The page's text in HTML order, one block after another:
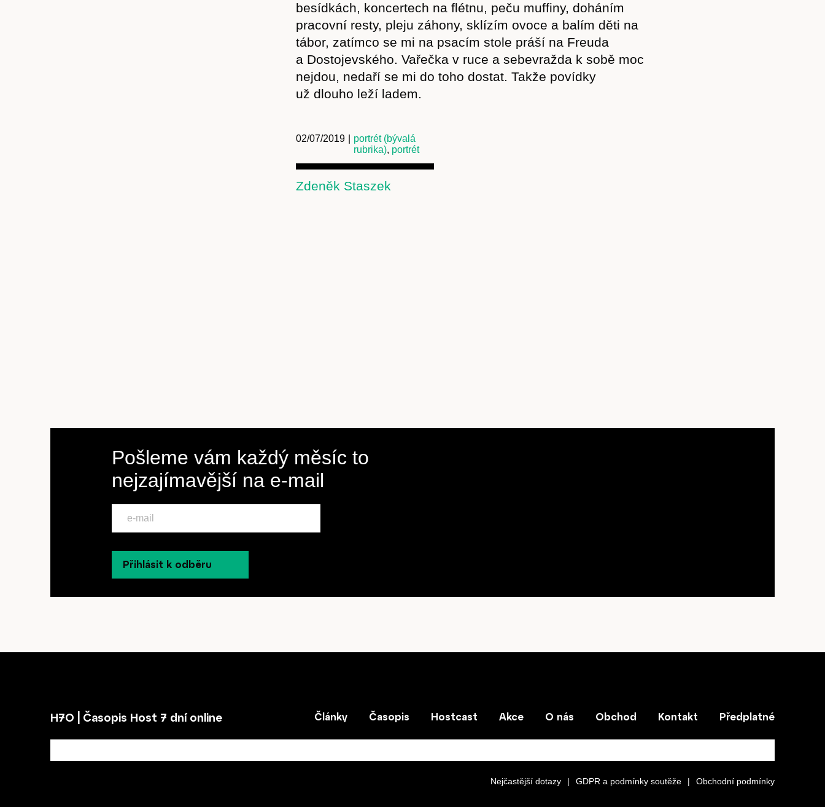
Obchod
besídkách, koncertech na flétnu, peču muffiny, doháním
pracovní resty, pleju záhony, sklízím ovoce a balím děti na
tábor, zatímco se mi na psacím stole práší na Freuda
a Dostojevského. Vařečka v ruce a sebevražda k sobě moc
nejdou, nedaří se mi do toho dostat. Takže povídky
už dlouho leží ladem.
02/07/2019
portrét (bývalá
rubrika), portrét
Zdeněk Staszek
Pošleme vám každý měsíc to
nejzajímavější na e-mail
Přihlásit k odběru
H7O | Časopis Host 7 dní online Články Časopis Hostcast Akce O nás Obchod Kontakt Předplatné
Nejčastější dotazy | GDPR a podmínky soutěže | Obchodní podmínky